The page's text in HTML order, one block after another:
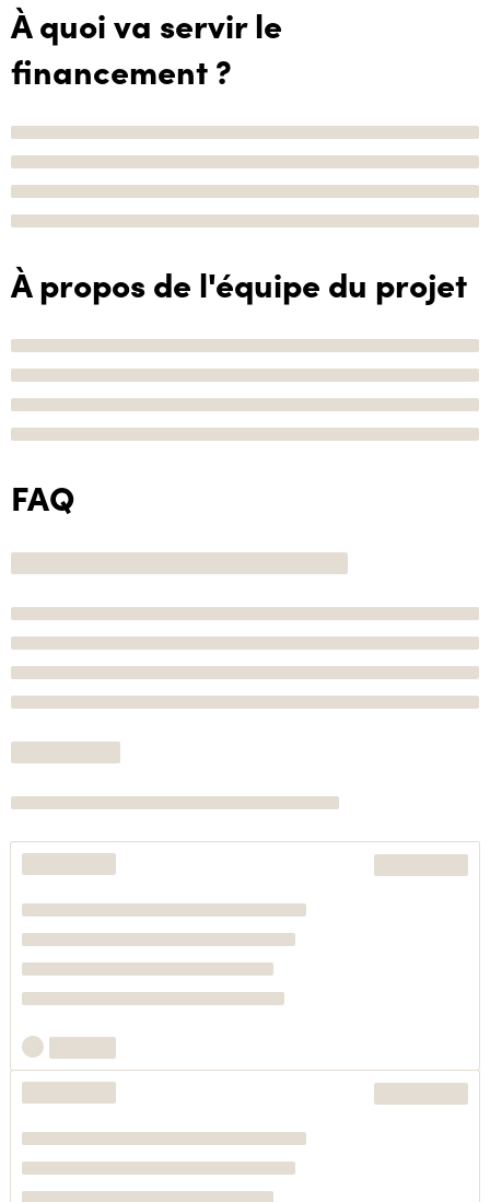
À quoi va servir le
financement ?
À propos de l'équipe du projet
FAQ